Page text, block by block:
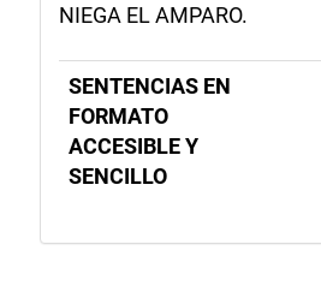
NIEGA EL AMPARO.
SENTENCIAS EN
FORMATO
ACCESIBLE Y
SENCILLO